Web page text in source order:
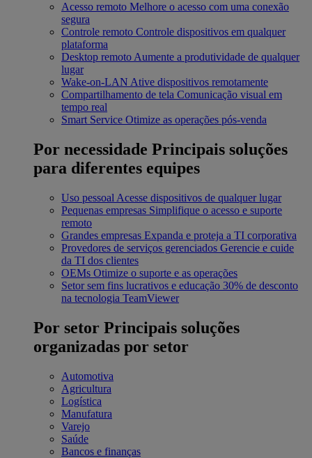
Acesso remoto Melhore o acesso com uma conexão
segura
Controle remoto Controle dispositivos em qualquer
plataforma
Desktop remoto Aumente a produtividade de qualquer
lugar
Wake-on-LAN Ative dispositivos remotamente
Compartilhamento de tela Comunicação visual em
tempo real
Smart Service Otimize as operações pós-venda
Por necessidade Principais soluções
para diferentes equipes
Uso pessoal Acesse dispositivos de qualquer lugar
Pequenas empresas Simplifique o acesso e suporte
remoto
Grandes empresas Expanda e proteja a TI corporativa
Provedores de serviços gerenciados Gerencie e cuide
da TI dos clientes
OEMs Otimize o suporte e as operações
Setor sem fins lucrativos e educação 30% de desconto
na tecnologia TeamViewer
Por setor Principais soluções
organizadas por setor
Automotiva
Agricultura
Logística
Manufatura
Varejo
Saúde
Bancos e finanças